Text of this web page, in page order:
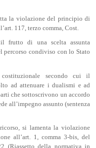
la violazione del principio di
117, terzo comma, Cost.
frutto di una scelta assunta
percorso condiviso con lo Stato
secondo cui il
ad attenuare i dualismi e ad
che sottoscrivono un accordo
all’impegno assunto (sentenza
si lamenta la violazione
all’art. 1, comma 3-bis, del
(Riassetto della normativa in